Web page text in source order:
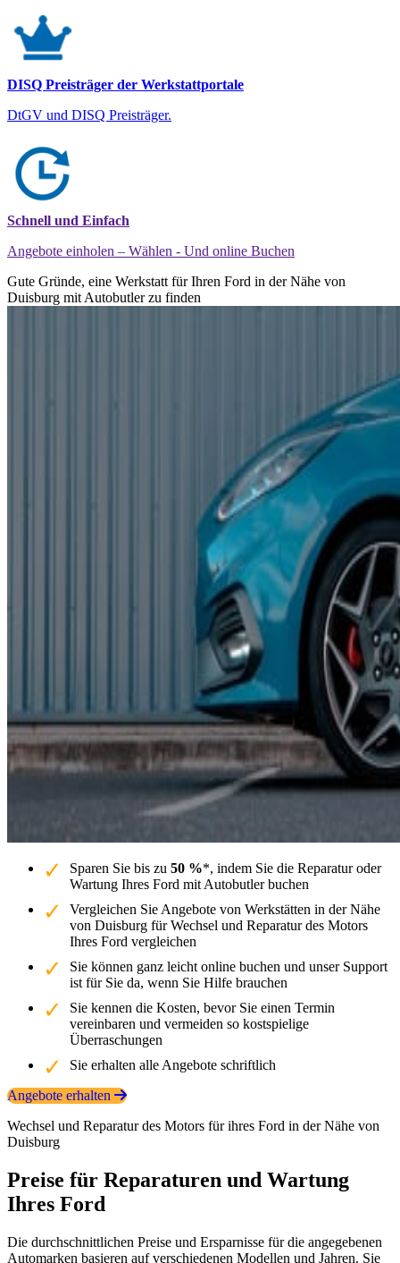
DISQ Preisträger der Werkstattportale
DtGV und DISQ Preisträger.
Schnell und Einfach
Angebote einholen – Wählen - Und online Buchen
Gute Gründe, eine Werkstatt für Ihren Ford in der Nähe von
Duisburg mit Autobutler zu finden
Sparen Sie bis zu 50 %*, indem Sie die Reparatur oder
Wartung Ihres Ford mit Autobutler buchen
Vergleichen Sie Angebote von Werkstätten in der Nähe
von Duisburg für Wechsel und Reparatur des Motors
Ihres Ford vergleichen
Sie können ganz leicht online buchen und unser Support
ist für Sie da, wenn Sie Hilfe brauchen
Sie kennen die Kosten, bevor Sie einen Termin
vereinbaren und vermeiden so kostspielige
Überraschungen
Sie erhalten alle Angebote schriftlich
Angebote erhalten
Wechsel und Reparatur des Motors für ihres Ford in der Nähe von
Duisburg
Preise für Reparaturen und Wartung
Ihres Ford
Die durchschnittlichen Preise und Ersparnisse für die angegebenen
Automarken basieren auf verschiedenen Modellen und Jahren. Sie